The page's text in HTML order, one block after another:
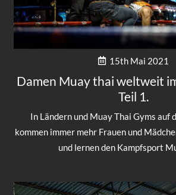
15th Mai 2021
Damen Muay thai weltweit
Teil 1.
In Ländern und Muay Thai Gyms auf
kommen immer mehr Frauen und
und lernen den Kampfsport